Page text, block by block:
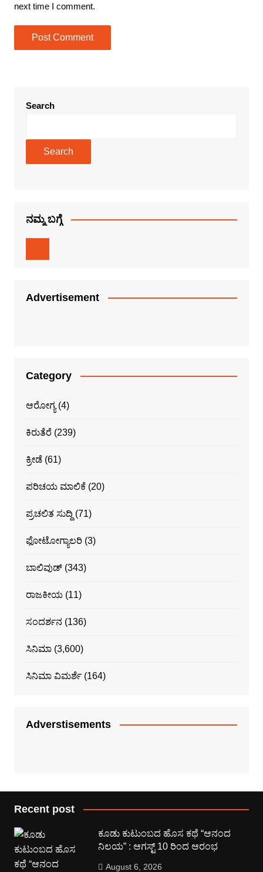
next time I comment.
Search
Search
ನಮ್ಮ ಬಗ್ಗೆ
Advertisement
Category
ಆರೋಗ್ಯ(4)
ಕಿರುತೆರೆ(239)
ಕ್ರೀಡೆ(61)
ಪರಿಚಯ ಮಾಲಿಕೆ(20)
ಪ್ರಚಲಿತ ಸುದ್ದಿ (71)
ಫೋಟೋಗ್ಯಾಲರಿ(3)
ಬಾಲಿವುಡ್(343)
ರಾಜಕೀಯ(11)
ಸಂದರ್ಶನ (136)
ಸಿನಿಮಾ(3,600)
ಸಿನಿಮಾ ವಿಮರ್ಶೆ(164)
Adverstisements
Recent post
ಕೂಡು ಕುಟುಂಬದ ಹೊಸ ಕಥೆ “ಆನಂದ
ನಿಲಯ” : ಆಗಸ್ಟ್ 10 ರಿಂದ ಆರಂಭ
August 6, 2026